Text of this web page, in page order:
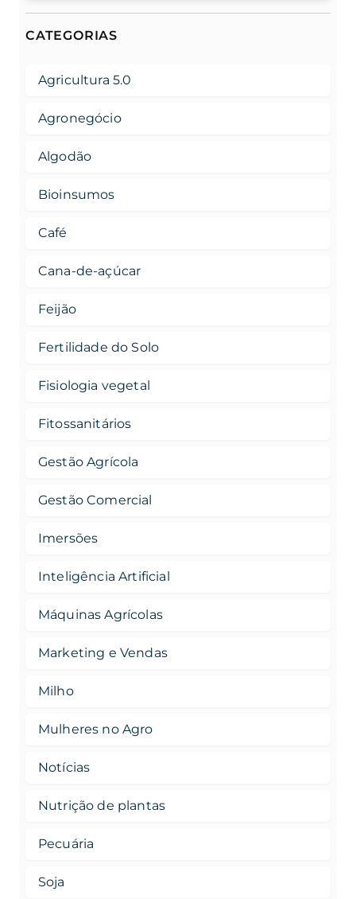
CATEGORIAS
Agricultura 5.0
Agronegócio
Algodão
Bioinsumos
Café
Cana-de-açúcar
Feijão
Fertilidade do Solo
Fisiologia vegetal
Fitossanitários
Gestão Agrícola
Gestão Comercial
Imersões
Inteligência Artificial
Máquinas Agrícolas
Marketing e Vendas
Milho
Mulheres no Agro
Notícias
Nutrição de plantas
Pecuária
Soja